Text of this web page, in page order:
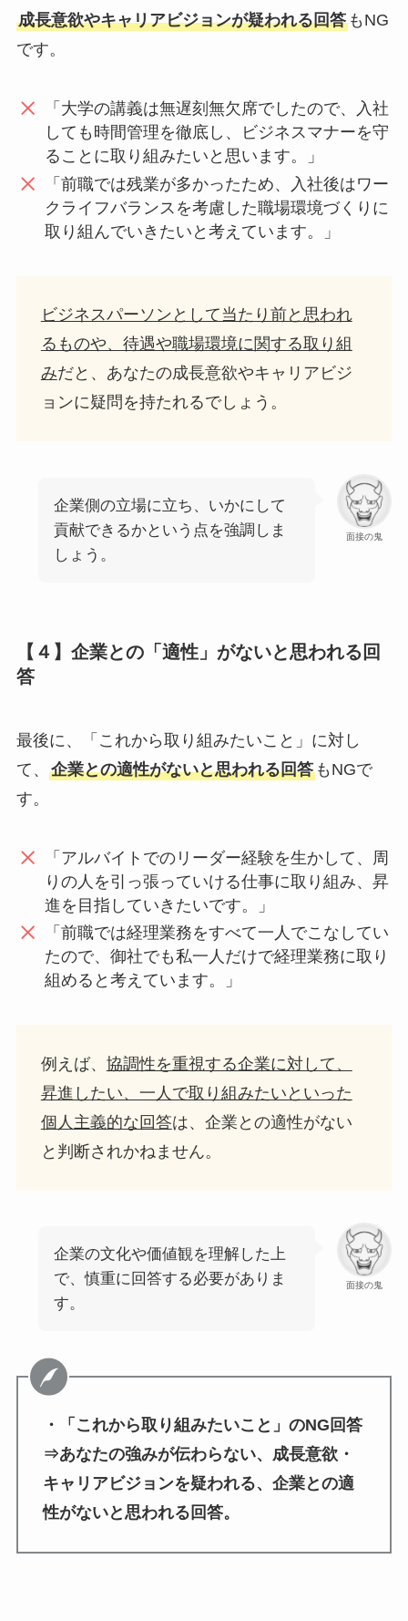
成長意欲やキャリアビジョンが疑われる回答もNG
です。
「大学の講義は無遅刻無欠席でしたので、入社
しても時間管理を徹底し、ビジネスマナーを守
ることに取り組みたいと思います。」
「前職では残業が多かったため、入社後はワー
クライフバランスを考慮した職場環境づくりに
取り組んでいきたいと考えています。」
ビジネスパーソンとして当たり前と思われ
るものや、待遇や職場環境に関する取り組
みだと、あなたの成長意欲やキャリアビジ
ョンに疑問を持たれるでしょう。
面接の鬼
企業側の立場に立ち、いかにして
貢献できるかという点を強調しま
しょう。
【４】企業との「適性」がないと思われる回
答
最後に、「これから取り組みたいこと」に対し
て、 企業との適性がないと思われる回答もNGで
す。
「アルバイトでのリーダー経験を生かして、周
りの人を引っ張っていける仕事に取り組み、昇
進を目指していきたいです。」
「前職では経理業務をすべて一人でこなしてい
たので、御社でも私一人だけで経理業務に取り
組めると考えています。」
例えば、 協調性を重視する企業に対して、
昇進したい、一人で取り組みたいといった
個人主義的な回答は、企業との適性がない
と判断されかねません。
面接の鬼
企業の文化や価値観を理解した上
で、慎重に回答する必要がありま
す。
・「これから取り組みたいこと」のNG回答
⇒あなたの強みが伝わらない、成長意欲・
キャリアビジョンを疑われる、企業との適
性がないと思われる回答。